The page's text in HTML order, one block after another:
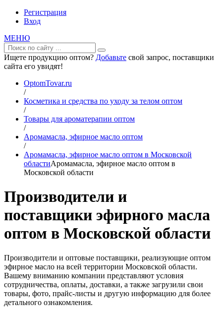
Регистрация
Вход
МЕНЮ
Ищете продукцию оптом? Добавьте свой запрос, поставщики
сайта его увидят!
OptomTovar.ru
/
Косметика и средства по уходу за телом оптом
/
Товары для ароматерапии оптом
/
Аромамасла, эфирное масло оптом
/
Аромамасла, эфирное масло оптом в Московской
областиАромамасла, эфирное масло оптом в
Московской области
Производители и
поставщики эфирного масла
оптом в Московской области
Производители и оптовые поставщики, реализующие оптом
эфирное масло на всей территории Московской области.
Вашему вниманию компании представляют условия
сотрудничества, оплаты, доставки, а также загрузили свои
товары, фото, прайс-листы и другую информацию для более
детального ознакомления.